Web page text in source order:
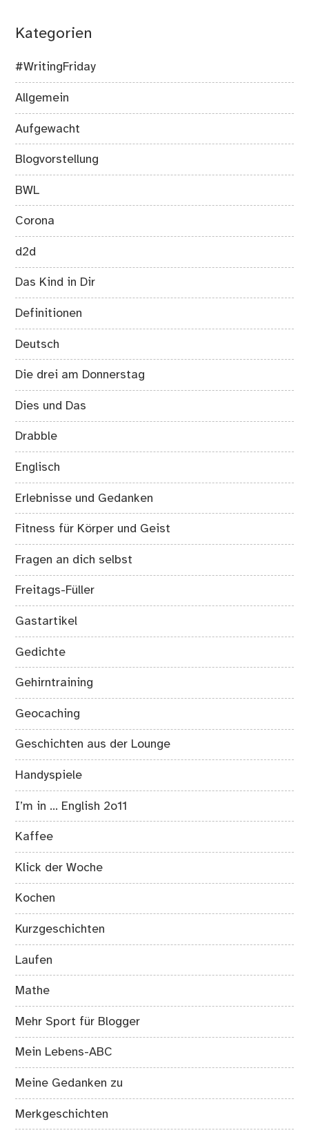
Kategorien
#WritingFriday
Allgemein
Aufgewacht
Blogvorstellung
BWL
Corona
d2d
Das Kind in Dir
Definitionen
Deutsch
Die drei am Donnerstag
Dies und Das
Drabble
Englisch
Erlebnisse und Gedanken
Fitness für Körper und Geist
Fragen an dich selbst
Freitags-Füller
Gastartikel
Gedichte
Gehirntraining
Geocaching
Geschichten aus der Lounge
Handyspiele
I’m in … English 2o11
Kaffee
Klick der Woche
Kochen
Kurzgeschichten
Laufen
Mathe
Mehr Sport für Blogger
Mein Lebens-ABC
Meine Gedanken zu
Merkgeschichten